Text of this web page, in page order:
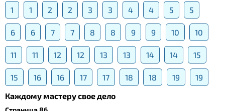
1 1 2 2 3 3 4 4 5 5
6 6 7 7 8 8 9 9 10 10
11 11 12 12 13 13 14 14 15
15 16 16 17 17 18 18 19
19
Каждому мастеру свое дело